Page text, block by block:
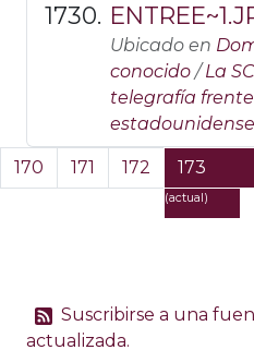
Ubicado en
conocido /La
telegrafía
estadounidense
170 171 172 173
(actual)
Suscribirse a una
actualizada.